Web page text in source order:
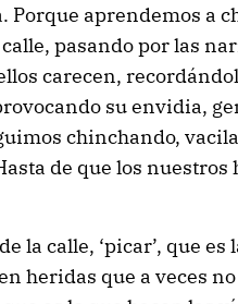
Porque aprendemos a
pasando por las
carecen,
su envidia,
chinchando,
de que los
la calle, ‘picar’, que
heridas que a veces